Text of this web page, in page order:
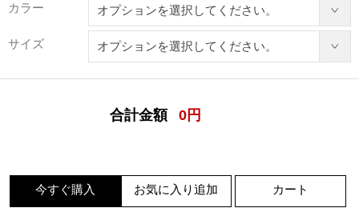
カラー
サイズ
合計金額 0 円
今すぐ購入 お気に入り追加 カート